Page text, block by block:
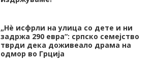
„Нѐ исфрли на улица со дете и ни
задржа 290 евра“: српско семејство
тврди дека доживеало драма на
одмор во Грција